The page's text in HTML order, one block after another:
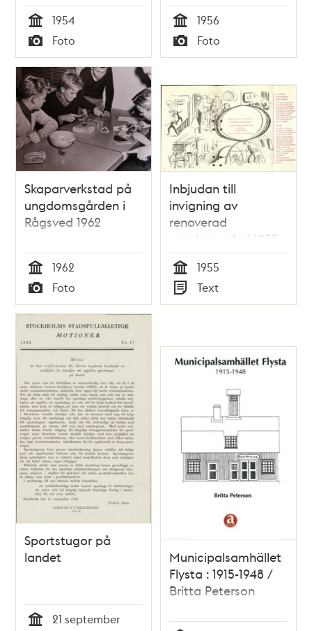
Tid
1954
Typ
Foto Tid
1956
Typ
Foto
Skaparverkstad på
ungdomsgården i
Rågsved 1962
Tid
1962
Typ
Foto
Inbjudan till
invigning av
renoverad
ungdomsgård 1955
Tid
1955
Typ
Text
Sportstugor på
landet
21 september
Municipalsamhället
Flysta : 1915-1948 /
Britta Peterson